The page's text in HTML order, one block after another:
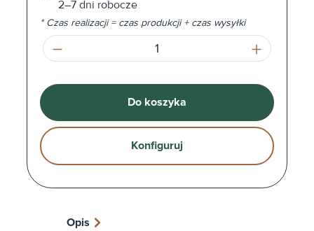
2–7 dni robocze
* Czas realizacji = czas produkcji + czas wysyłki
Ilość produktu: Wprowadź żądaną
Do koszyka
Konfiguruj
Opis